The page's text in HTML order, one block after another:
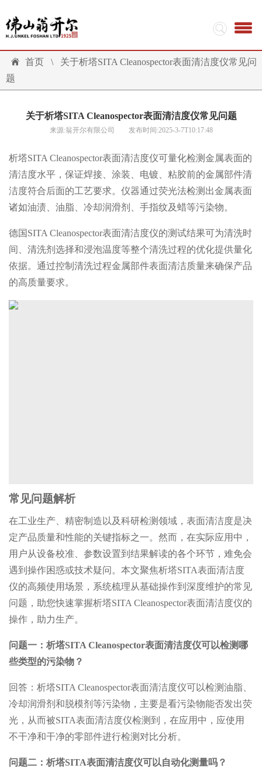
首页 \
关于析塔SITA Cleanospector表面清洁度仪常见问
题
关于析塔SITA Cleanospector表面清洁度仪常见问题
来源:翁开尔有限公司 发布时间:2025-3-7T10:17:48
析塔SITA Cleanospector表面清洁度仪可量化检测金属表面的
清洁度水平，保证焊接、涂装、电镀、粘胶前的金属部件清
洁度符合后面的工艺要求。仪器通过荧光法检测出金属表面
诸如油渍、油脂、冷却润滑剂、手指纹及蜡等污染物。
德国SITA Cleanospector表面清洁度仪的测试结果可为清洗时
间、清洗剂选择和浸泡温度等整个清洗过程的优化提供量化
依据。通过控制清洗过程金属部件表面清洁质量来确保产品
的高质量要求。
常见问题解析
在工业生产、精密制造以及科研检测领域，表面清洁度是决
定产品质量和性能的关键指标之一。然而，在实际应用中，
用户从设备校准、参数设置到结果解读的各个环节，难免会
遇到操作困惑或技术疑问。本文聚焦析塔SITA表面清洁度
仪的高频使用场景，系统梳理从基础操作到深度维护的常见
问题，助您快速掌握析塔SITA Cleanospector表面清洁度仪的
操作，助力生产。
问题一：析塔SITA Cleanospector表面清洁度仪可以检测哪
些类型的污染物？
回答：析塔SITA Cleanospector表面清洁度仪可以检测油脂、
冷却润滑剂和脱模剂等污染物，主要是看污染物能否发出荧
光，从而被SITA表面清洁度仪检测到，在应用中，应使用
不干净和干净的零部件进行检测对比分析。
问题二：析塔SITA表面清洁度仪可以自动化测量吗？